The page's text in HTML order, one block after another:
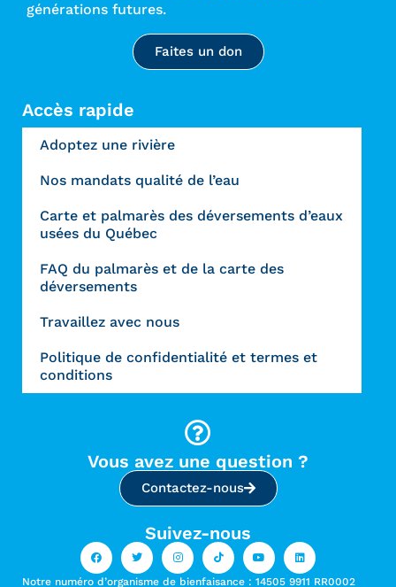
générations futures.
Faites un don
Accès rapide
Adoptez une rivière
Nos mandats qualité de l’eau
Carte et palmarès des déversements d’eaux
usées du Québec
FAQ du palmarès et de la carte des
déversements
Travaillez avec nous
Politique de confidentialité et termes et
conditions
Vous avez une question ?
Contactez-nous
Suivez-nous
Notre numéro d’organisme de bienfaisance : 14505 9911 RR0002